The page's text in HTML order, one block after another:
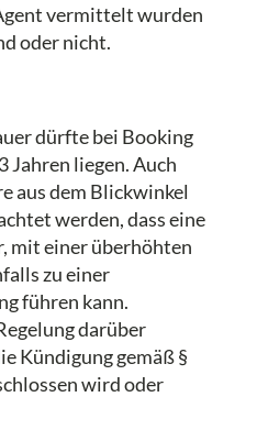
vermittelt wurden
oder nicht.
dürfte bei Booking
Jahren liegen. Auch
aus dem Blickwinkel
werden, dass eine
mit einer überhöhten
zu einer
führen kann.
darüber
Kündigung gemäß §
wird oder